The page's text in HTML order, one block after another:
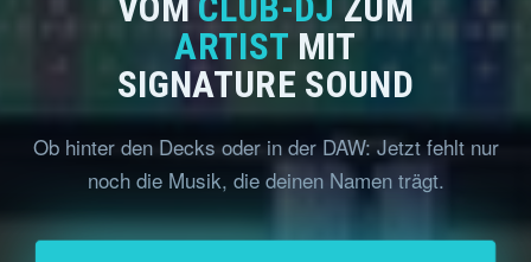
VOM CLUB-DJ ZUM
ARTIST MIT
SIGNATURE SOUND
Ob hinter den Decks oder in der DAW: Jetzt fehlt nur
noch die Musik, die deinen Namen trägt.